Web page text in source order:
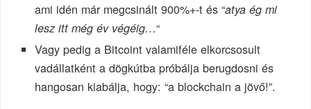
ami idén már megcsinált 900%+-t és “atya ég mi
lesz itt még év végéig…“
Vagy pedig a Bitcoint valamiféle elkorcsosult
vadállatként a dögkútba próbálja berugdosni és
hangosan kiabálja, hogy: “a blockchain a jövő!”.